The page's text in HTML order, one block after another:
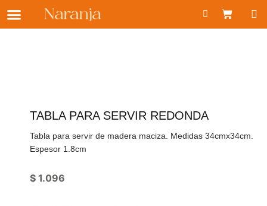
Carrito
TABLA PARA SERVIR REDONDA
Tabla para servir de madera maciza. Medidas 34cmx34cm.
Espesor 1.8cm
$ 1.096